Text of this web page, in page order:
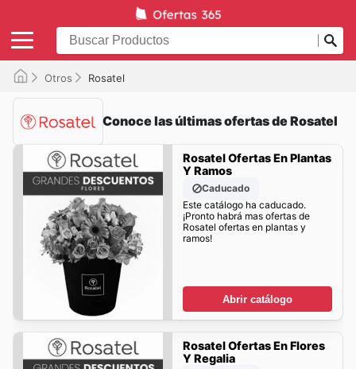
Otros Rosatel
Conoce las últimas ofertas de Rosatel
Rosatel Ofertas En Plantas
Y Ramos
Caducado
Este catálogo ha caducado.
¡Pronto habrá mas ofertas de
Rosatel ofertas en plantas y
ramos!
Abrir catálogo
Rosatel Ofertas En Flores
Y Regalia